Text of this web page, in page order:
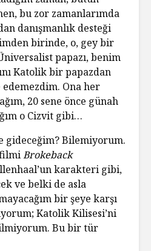
bu zor zamanlarımda
danışmanlık desteği
birinde, o, gey bir
papazı, benim
Katolik bir papazdan
Ona her
20 sene önce günah
o Cizvit gibi…
gideceğim? Bilemiyorum.
Brokeback
karakteri gibi,
ve belki de asla
bir şeye karşı
Katolik Kilisesi’ni
Bu bir tür